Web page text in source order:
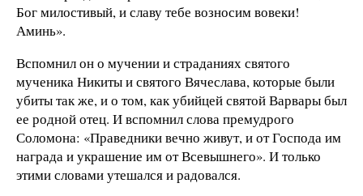
Бог милостивый, и славу тебе возносим вовеки!
Аминь».
Вспомнил он о мучении и страданиях святого
мученика Никиты и святого Вячеслава, которые были
убиты так же, и о том, как убийцей святой Варвары был
ее родной отец. И вспомнил слова премудрого
Соломона: «Праведники вечно живут, и от Господа им
награда и украшение им от Всевышнего». И только
этими словами утешался и радовался.